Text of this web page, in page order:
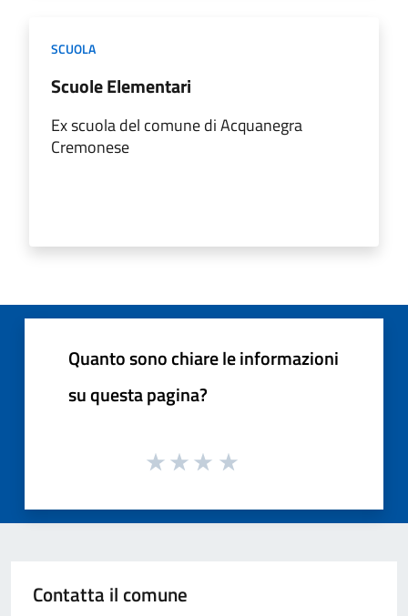
SCUOLA
Scuole Elementari
Ex scuola del comune di Acquanegra
Cremonese
Quanto sono chiare le informazioni
su questa pagina?
Contatta il comune